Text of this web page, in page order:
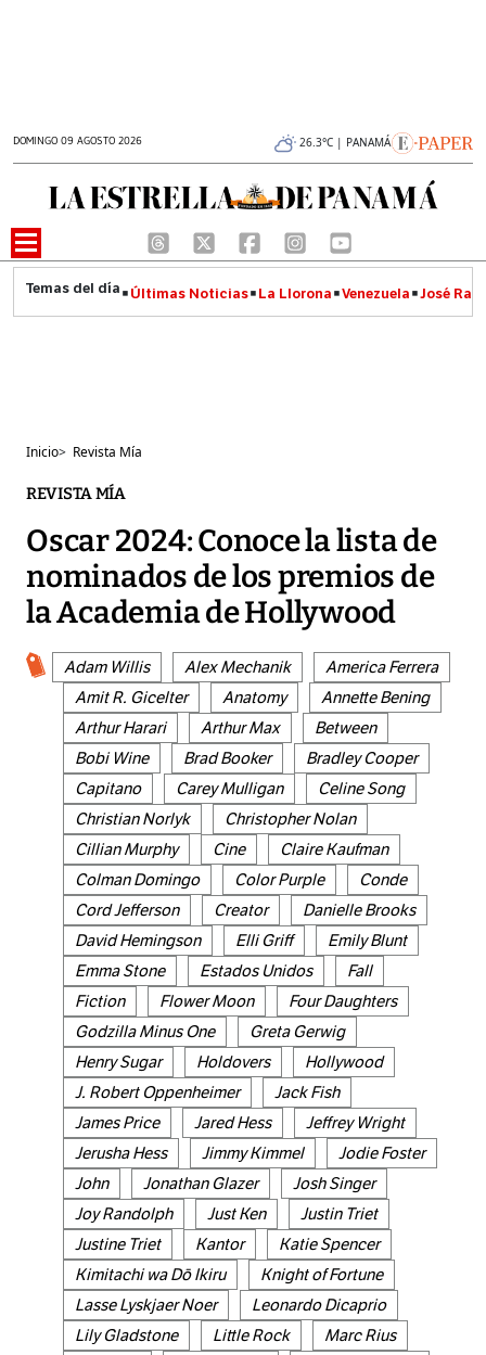
DOMINGO 09 AGOSTO 2026 26.3°C | PANAMÁ
Últimas Noticias La Llorona Venezuela José
Inicio> Revista Mía
REVISTA MÍA
Oscar 2024: Conoce la lista de
nominados de los premios de
la Academia de Hollywood
Adam Willis Alex Mechanik
America Ferrera
Amit R. Gicelter
Anatomy
Annette Bening
Arthur Harari
Arthur Max
Between
Bobi Wine
Brad Booker
Bradley Cooper
Capitano
Carey Mulligan
Celine Song
Christian Norlyk
Christopher Nolan
Cillian Murphy
Cine
Claire Kaufman
Colman Domingo
Color Purple
Conde
Cord Jefferson
Creator
Danielle Brooks
David Hemingson
Elli Griff
Emily Blunt
Emma Stone
Estados Unidos
Fall
Fiction
Flower Moon
Four Daughters
Godzilla Minus One
Greta Gerwig
Henry Sugar
Holdovers
Hollywood
J. Robert Oppenheimer
Jack Fish
James Price
Jared Hess
Jeffrey Wright
Jerusha Hess
Jimmy Kimmel
Jodie Foster
John
Jonathan Glazer
Josh Singer
Joy Randolph
Just Ken
Justin Triet
Justine Triet
Kantor
Katie Spencer
Kimitachi wa Dō Ikiru
Knight of Fortune
Lasse Lyskjaer Noer
Leonardo Dicaprio
Lily Gladstone
Little Rock
Marc Rius